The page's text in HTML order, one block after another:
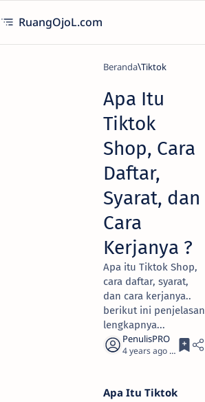
RuangOjoL.com
Beranda Tiktok
Apa Itu
Tiktok
Shop, Cara
Daftar,
Syarat, dan
Cara
Kerjanya ?
Apa itu Tiktok Shop,
cara daftar, syarat,
dan cara kerjanya..
berikut ini penjelasan
lengkapnya...
4 years ago 2
Apa Itu Tiktok